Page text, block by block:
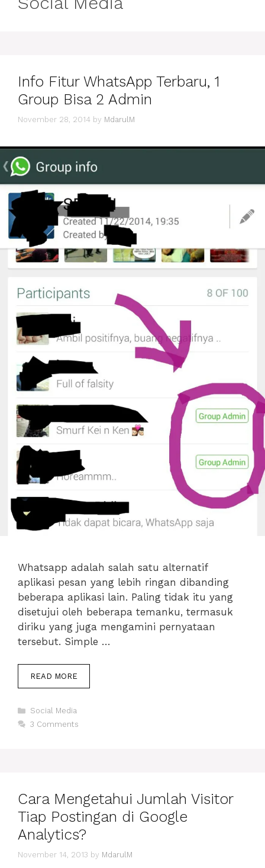
Info Fitur WhatsApp Terbaru, 1
Group Bisa 2 Admin
November 28, 2014 by MdarulM
Whatsapp adalah salah satu alternatif
aplikasi pesan yang lebih ringan dibanding
beberapa aplikasi lain. Paling tidak itu yang
disetujui oleh beberapa temanku, termasuk
diriku yang juga mengamini pernyataan
tersebut. Simple …
READ MORE
FITUR
1
Categories
Social Media
3 Comments
Cara Mengetahui Jumlah Visitor
Tiap Postingan di Google
Analytics?
November 14, 2013 by MdarulM